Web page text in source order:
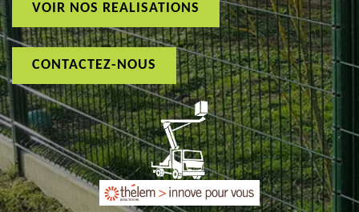
VOIR NOS REALISATIONS
CONTACTEZ-NOUS